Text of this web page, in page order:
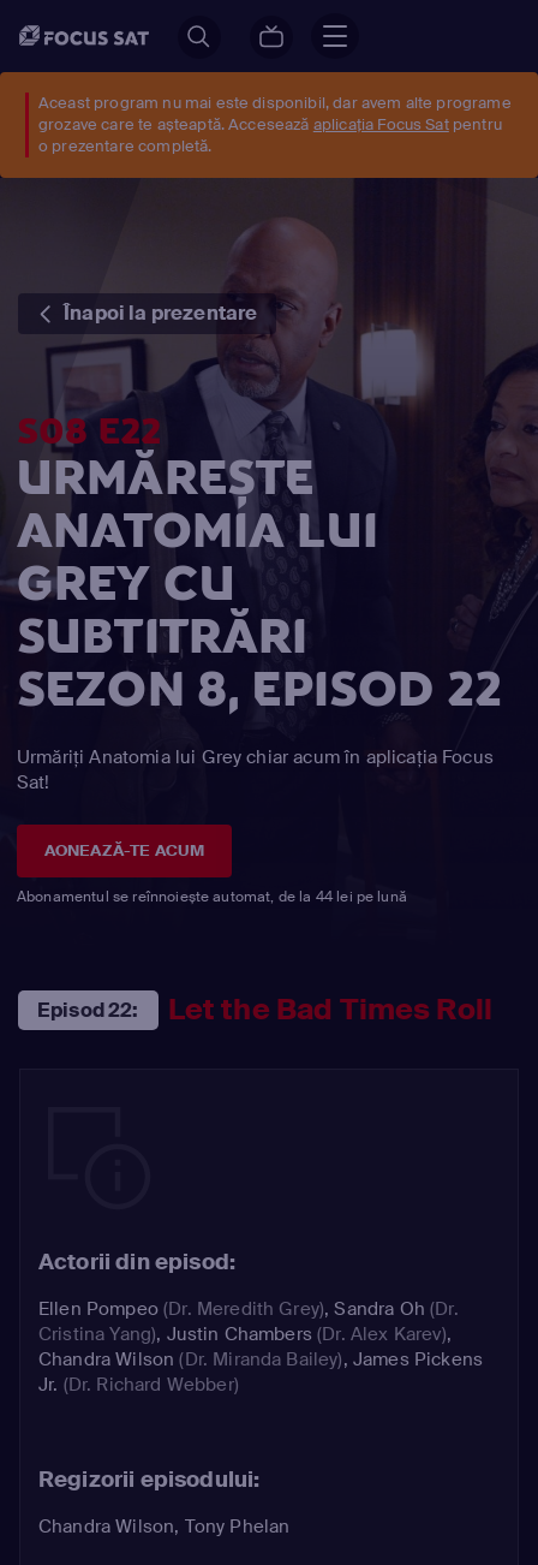
Aceast program nu mai este disponibil, dar avem alte programe
grozave care te așteaptă. Accesează aplicația Focus Satpentru
o prezentare completă.
Înapoi la prezentare
S08 E22
URMĂREȘTE
ANATOMIA LUI
GREY CU
SUBTITRĂRI
SEZON 8, EPISOD 22
Urmăriți Anatomia lui Grey chiar acum în aplicația Focus
Sat!
AONEAZĂ-TE ACUM
Abonamentul se reînnoiește automat, de la 44 lei pe lună
Episod 22: Let the Bad Times Roll
Actorii din episod:
Ellen Pompeo(Dr. Meredith Grey),Sandra Oh (Dr.
Cristina Yang), Justin Chambers (Dr. Alex Karev),
Chandra Wilson (Dr. Miranda Bailey), James Pickens
Jr. (Dr. Richard Webber)
Regizorii episodului:
Chandra Wilson, Tony Phelan